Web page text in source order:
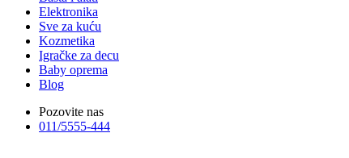
Elektronika
Sve za kuću
Kozmetika
Igračke za decu
Baby oprema
Blog
Pozovite nas
011/5555-444